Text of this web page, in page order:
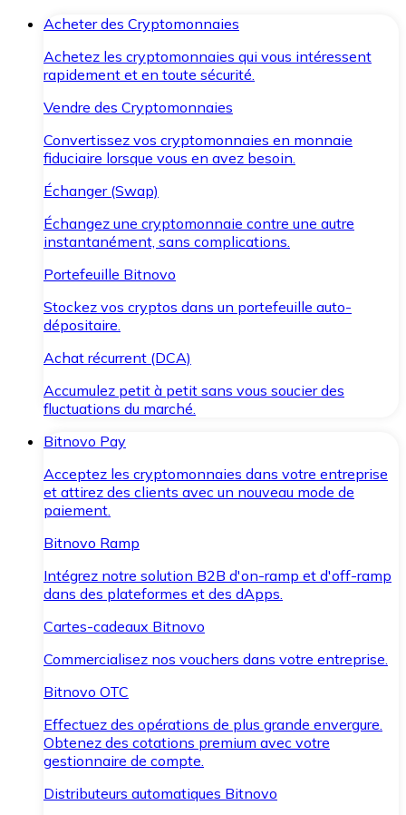
Acheter des Cryptomonnaies
Achetez les cryptomonnaies qui vous intéressent
rapidement et en toute sécurité.
Vendre des Cryptomonnaies
Convertissez vos cryptomonnaies en monnaie
fiduciaire lorsque vous en avez besoin.
Échanger (Swap)
Échangez une cryptomonnaie contre une autre
instantanément, sans complications.
Portefeuille Bitnovo
Stockez vos cryptos dans un portefeuille auto-
dépositaire.
Achat récurrent (DCA)
Accumulez petit à petit sans vous soucier des
fluctuations du marché.
Bitnovo Pay
Acceptez les cryptomonnaies dans votre entreprise
et attirez des clients avec un nouveau mode de
paiement.
Bitnovo Ramp
Intégrez notre solution B2B d'on-ramp et d'off-ramp
dans des plateformes et des dApps.
Cartes-cadeaux Bitnovo
Commercialisez nos vouchers dans votre entreprise.
Bitnovo OTC
Effectuez des opérations de plus grande envergure.
Obtenez des cotations premium avec votre
gestionnaire de compte.
Distributeurs automatiques Bitnovo